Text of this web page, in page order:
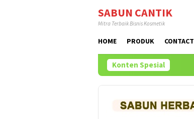
SABUN CANTIK
Mitra Terbaik Bisnis Kosmetik
HOME PRODUK CONTACT
Konten Spesial